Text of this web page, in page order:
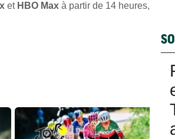
et HBO Max à partir de 14 heures,